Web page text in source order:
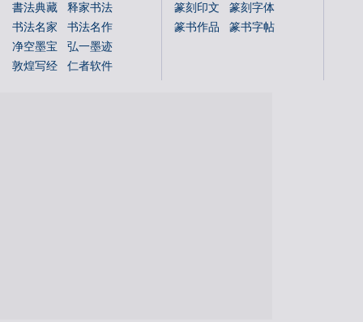
書法典藏
释家书法
书法名家
书法名作
净空墨宝
弘一墨迹
敦煌写经
仁者软件
篆刻印文
篆刻字体
篆书作品
篆书字帖